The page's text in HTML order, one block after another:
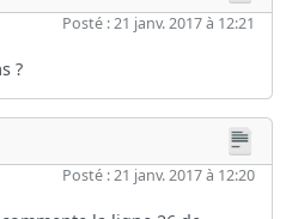
Posté : 21 janv. 2017 à 12:21
?
Posté : 21 janv. 2017 à 12:20